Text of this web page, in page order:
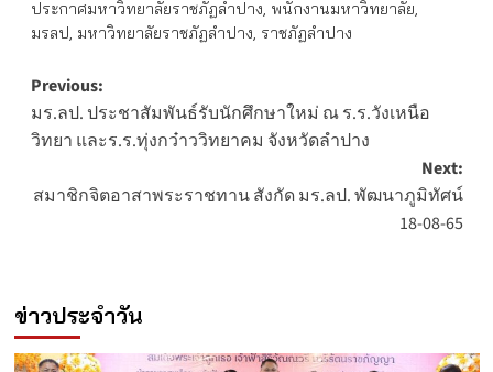
ประกาศมหาวิทยาลัยราชภัฏลำปาง, พนักงานมหาวิทยาลัย,
มรลป, มหาวิทยาลัยราชภัฏลำปาง, ราชภัฏลำปาง
Post
navigation
Previous:
มร.ลป. ประชาสัมพันธ์รับนักศึกษาใหม่ ณ ร.ร.วังเหนือ
วิทยา และร.ร.ทุ่งกว๋าววิทยาคม จังหวัดลำปาง
Next:
สมาชิกจิตอาสาพระราชทาน สังกัด มร.ลป. พัฒนาภูมิทัศน์
18-08-65
ข่าวประจำวัน